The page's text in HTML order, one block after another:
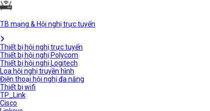
TB mạng & Hội nghị trực tuyến
Thiết bị hội nghị trực tuyến
Thiết bị hội nghị Polycom
Thiết bị hội nghị Logitech
Loa hội nghị truyền hình
Điện thoại hội nghị đa năng
Thiết bị wifi
TP_Link
Cisco